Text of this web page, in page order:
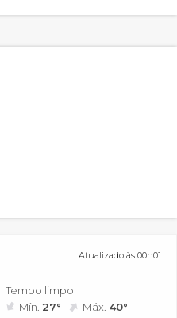
Atualizado às 00h01
Tempo limpo
Mín. 27° Máx. 40°